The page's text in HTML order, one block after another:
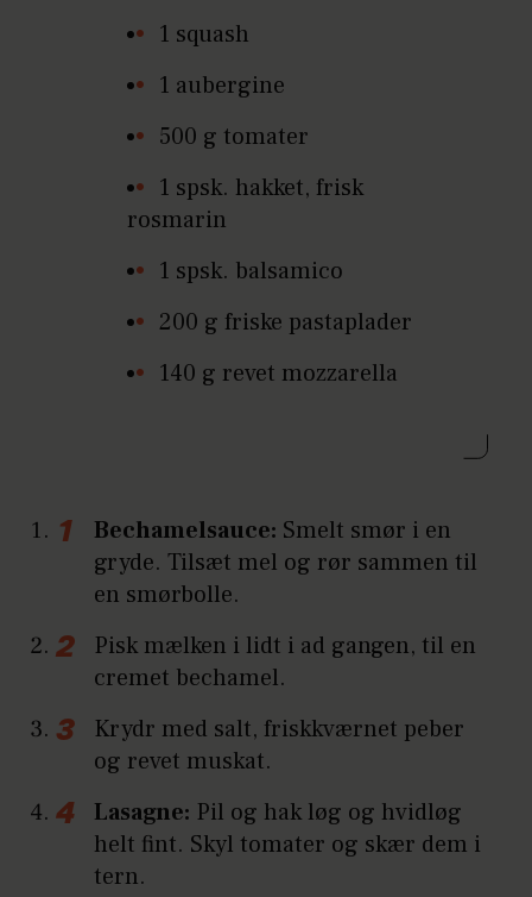
1 squash
1 aubergine
500 g tomater
1 spsk. hakket, frisk
rosmarin
1 spsk. balsamico
200 g friske pastaplader
140 g revet mozzarella
Bechamelsauce: Smelt smør i en
gryde. Tilsæt mel og rør sammen til
en smørbolle.
Pisk mælken i lidt i ad gangen, til en
cremet bechamel.
Krydr med salt, friskkværnet peber
og revet muskat.
Lasagne: Pil og hak løg og hvidløg
helt fint. Skyl tomater og skær dem i
tern.